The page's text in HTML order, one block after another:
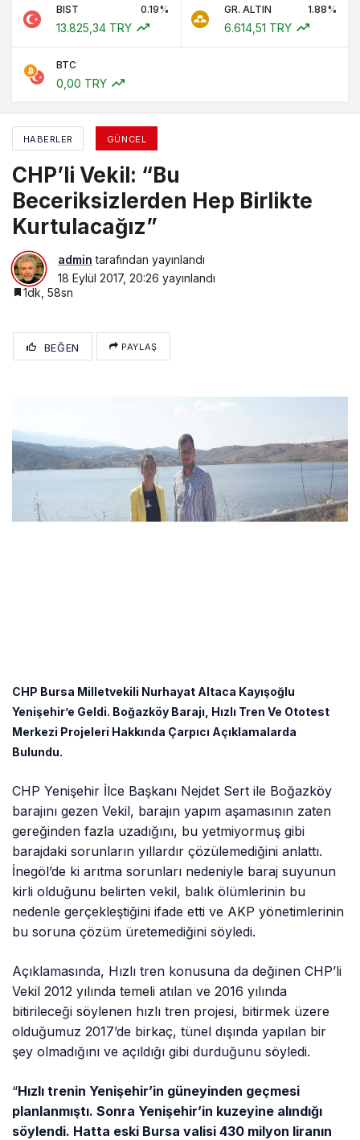
BIST 0.19%
13.825,34 TRY
GR. ALTIN 1.88%
6.614,51 TRY
BTC
0,00 TRY
HABERLER GÜNCEL
CHP’li Vekil: “Bu
Beceriksizlerden Hep Birlikte
Kurtulacağız”
admin tarafından yayınlandı
18 Eylül 2017, 20:26 yayınlandı
1dk, 58sn
BEĞEN PAYLAŞ
CHP Bursa Milletvekili Nurhayat Altaca Kayışoğlu
Yenişehir’e Geldi. Boğazköy Barajı, Hızlı Tren Ve Ototest
Merkezi Projeleri Hakkında Çarpıcı Açıklamalarda
Bulundu.
CHP Yenişehir İlce Başkanı Nejdet Sert ile Boğazköy
barajını gezen Vekil, barajın yapım aşamasının zaten
gereğinden fazla uzadığını, bu yetmiyormuş gibi
barajdaki sorunların yıllardır çözülemediğini anlattı.
İnegöl’de ki arıtma sorunları nedeniyle baraj suyunun
kirli olduğunu belirten vekil, balık ölümlerinin bu
nedenle gerçekleştiğini ifade etti ve AKP yönetimlerinin
bu soruna çözüm üretemediğini söyledi.
Açıklamasında, Hızlı tren konusuna da değinen CHP’li
Vekil 2012 yılında temeli atılan ve 2016 yılında
bitirileceği söylenen hızlı tren projesi, bitirmek üzere
olduğumuz 2017’de birkaç, tünel dışında yapılan bir
şey olmadığını ve açıldığı gibi durduğunu söyledi.
“Hızlı trenin Yenişehir’in güneyinden geçmesi
planlanmıştı. Sonra Yenişehir’in kuzeyine alındığı
söylendi. Hatta eski Bursa valisi 430 milyon liranın